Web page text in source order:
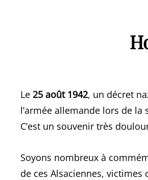
Le 25 août 1942, un décret
l’armée allemande lors de
C’est un souvenir très
Soyons nombreux à
de ces Alsaciennes,